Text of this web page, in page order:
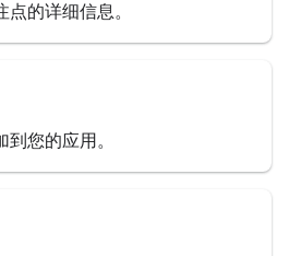
的详细信息。
您的应用。